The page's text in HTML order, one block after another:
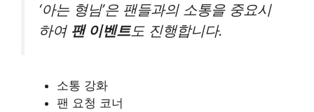
‘아는 형님’은 팬들과의 소통을 중요시
하여 팬 이벤트도 진행합니다.
소통 강화
팬 요청 코너